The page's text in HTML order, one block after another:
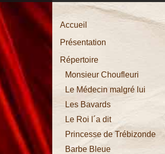
Répertoire
Monsieur
Choufleuri
Le
Médecin
malgré lui
Les
Bavards
Le Roi l´a
Accueil
Présentation
Répertoire
Monsieur Choufleuri
Le Médecin malgré lui
Les Bavards
Le Roi l´a dit
Princesse de Trébizonde
Barbe Bleue